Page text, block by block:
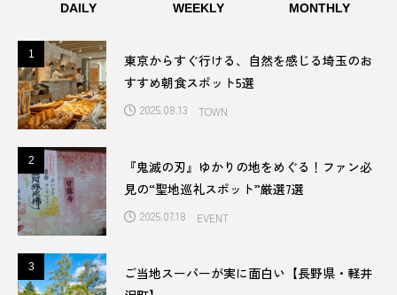
DAILY WEEKLY MONTHLY
1
東京からすぐ行ける、自然を感じる埼玉のお
すすめ朝食スポット5選
2025.08.13 TOWN
2
『鬼滅の刃』ゆかりの地をめぐる！ファン必
見の“聖地巡礼スポット”厳選7選
2025.07.18 EVENT
3
ご当地スーパーが実に面白い【長野県・軽井